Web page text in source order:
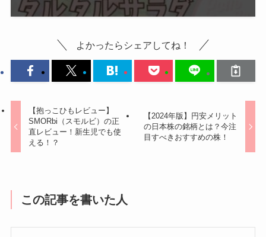
よかったらシェアしてね！
【抱っこひもレビュー】
SMORbi（スモルビ）の正
直レビュー！新生児でも使
える！？
【2024年版】円安メリット
の日本株の銘柄とは？今注
目すべきおすすめの株！
この記事を書いた人